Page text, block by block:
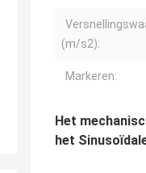
(m/s2):
Markeren:
Het
het